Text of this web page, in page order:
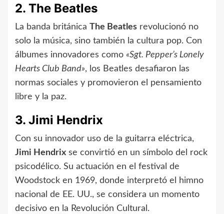
2. The Beatles
La banda británica The Beatles revolucionó no
solo la música, sino también la cultura pop. Con
álbumes innovadores como «Sgt. Pepper’s Lonely
Hearts Club Band», los Beatles desafiaron las
normas sociales y promovieron el pensamiento
libre y la paz.
3. Jimi Hendrix
Con su innovador uso de la guitarra eléctrica,
Jimi Hendrix se convirtió en un símbolo del rock
psicodélico. Su actuación en el festival de
Woodstock en 1969, donde interpretó el himno
nacional de EE. UU., se considera un momento
decisivo en la Revolución Cultural.